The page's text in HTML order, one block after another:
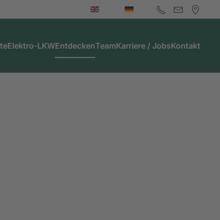
Elektro-LKWEntdeckenTeamKarriere / JobsKontakt